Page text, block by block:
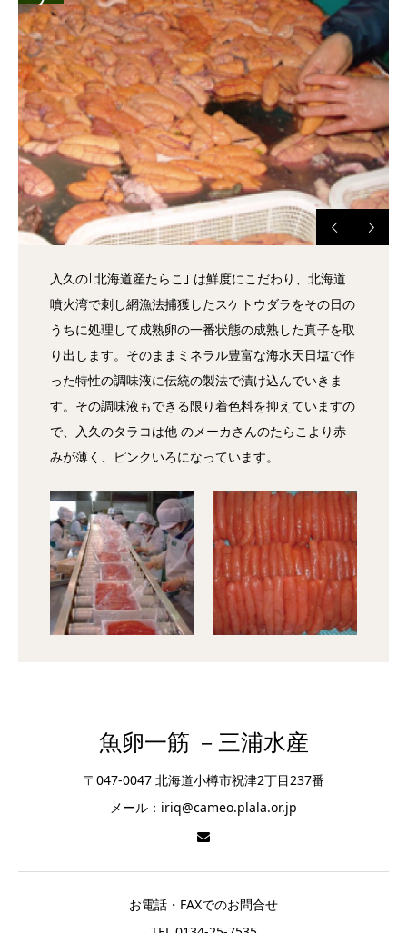
入久の｢北海道産たらこ｣ は鮮度にこだわり、北海道
噴火湾で刺し網漁法捕獲したスケトウダラをその日の
うちに処理して成熟卵の一番状態の成熟した真子を取
り出します。そのままミネラル豊富な海水天日塩で作
った特性の調味液に伝統の製法で漬け込んでいきま
す。その調味液もできる限り着色料を抑えていますの
で、入久のタラコは他 のメーカさんのたらこより赤
みが薄く、ピンクいろになっています。
魚卵一筋 －三浦水産
〒047-0047 北海道小樽市祝津2丁目237番
メール：iriq@cameo.plala.or.jp
お電話・FAXでのお問合せ